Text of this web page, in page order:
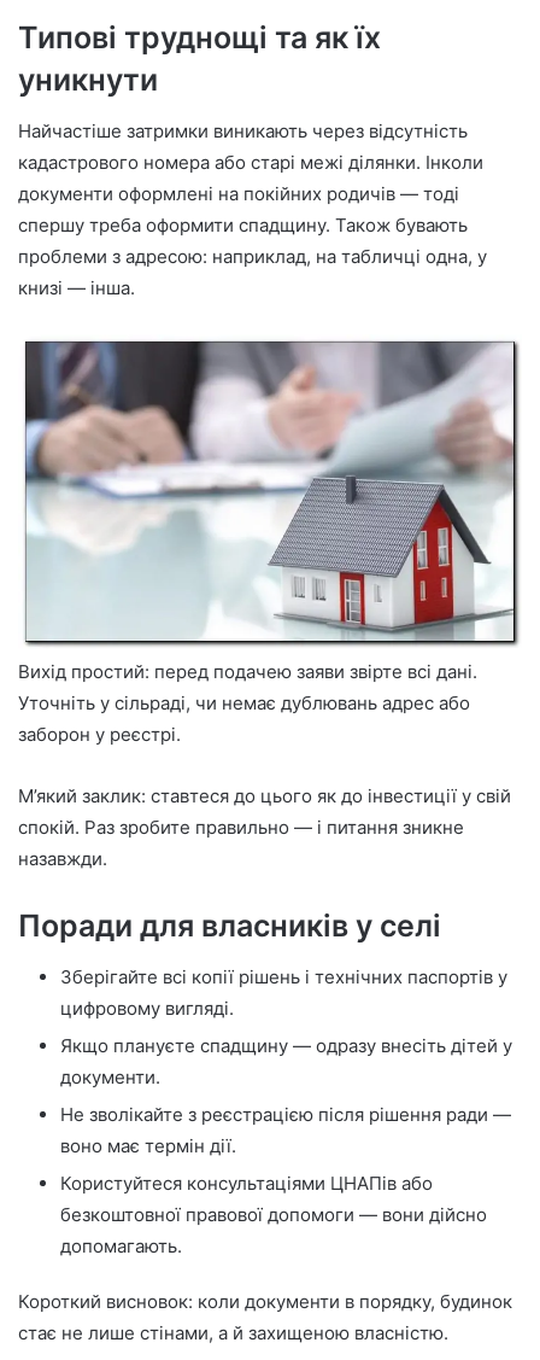
Типові труднощі та як їх
уникнути
Найчастіше затримки виникають через відсутність
кадастрового номера або старі межі ділянки. Інколи
документи оформлені на покійних родичів — тоді
спершу треба оформити спадщину. Також бувають
проблеми з адресою: наприклад, на табличці одна, у
книзі — інша.
Вихід простий: перед подачею заяви звірте всі дані.
Уточніть у сільраді, чи немає дублювань адрес або
заборон у реєстрі.
М’який заклик: ставтеся до цього як до інвестиції у свій
спокій. Раз зробите правильно — і питання зникне
назавжди.
Поради для власників у селі
Зберігайте всі копії рішень і технічних паспортів у
цифровому вигляді.
Якщо плануєте спадщину — одразу внесіть дітей у
документи.
Не зволікайте з реєстрацією після рішення ради —
воно має термін дії.
Користуйтеся консультаціями ЦНАПів або
безкоштовної правової допомоги — вони дійсно
допомагають.
Короткий висновок: коли документи в порядку, будинок
стає не лише стінами, а й захищеною власністю.